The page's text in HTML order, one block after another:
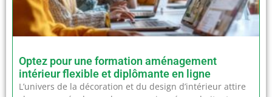
Optez pour une formation aménagement
intérieur flexible et diplômante en ligne
L’univers de la décoration et du design d’intérieur attire